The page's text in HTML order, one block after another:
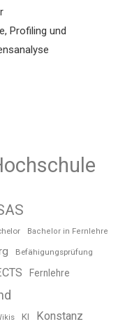
Profiling und
Bachelor in Fernlehre
Befähigungsprüfung
Fernlehre
KI Konstanz